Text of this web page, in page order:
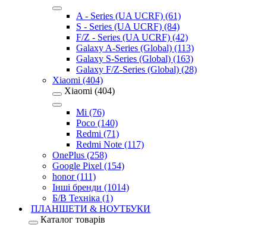
A - Series (UA UCRF) (61)
S - Series (UA UCRF) (84)
F/Z - Series (UA UCRF) (42)
Galaxy A-Series (Global) (113)
Galaxy S-Series (Global) (163)
Galaxy F/Z-Series (Global) (28)
Xiaomi (404)
Xiaomi (404)
Mi (76)
Poco (140)
Redmi (71)
Redmi Note (117)
OnePlus (258)
Google Pixel (154)
honor (111)
Інші бренди (1014)
Б/В Техніка (1)
ПЛАНШЕТИ & НОУТБУКИ
Каталог товарів